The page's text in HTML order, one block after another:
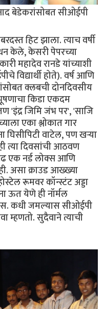
सीओईपी
हिट झाला. त्याच वर्षी
केले, केसरी पेपरच्या
महादेव रानडे यांच्याशी
विद्यार्थी होते). वर्ष आणि
क्लबची दोनदिवसीय
किडा एकदम
'इंद्र जिमि जंभ पर', 'साजि
एका श्लोकात गार
घिसीपिटी वाटेल, पण खर्‍या
त्या दिवसांची आठवण
नर्ड लोक्स आणि
असा क्राउड आख्ख्या
रूमवर कॉन्स्टंट अड्डा
ऊत येणे ही नॉर्मल
कधी जमल्यास सीओईपी
म्हणतो. सुदैवाने त्याची